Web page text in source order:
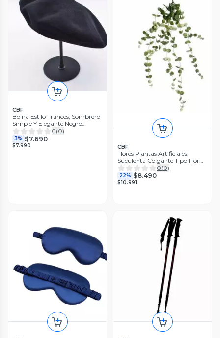
CBF
Boina Estilo Frances, Sombrero
Simple Y Elegante Negro
Estandar
0(0)
3% $7.690
$7.990 CBF
Flores Plantas Artificiales,
Suculenta Colgante Tipo Flor
Enredadera
0(0)
22% $8.490
$10.991